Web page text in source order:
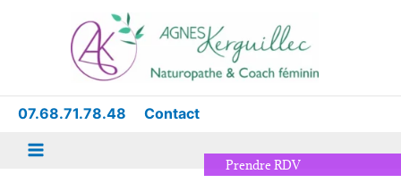
07.68.71.78.48 Contact
Menu
Prendre RDV